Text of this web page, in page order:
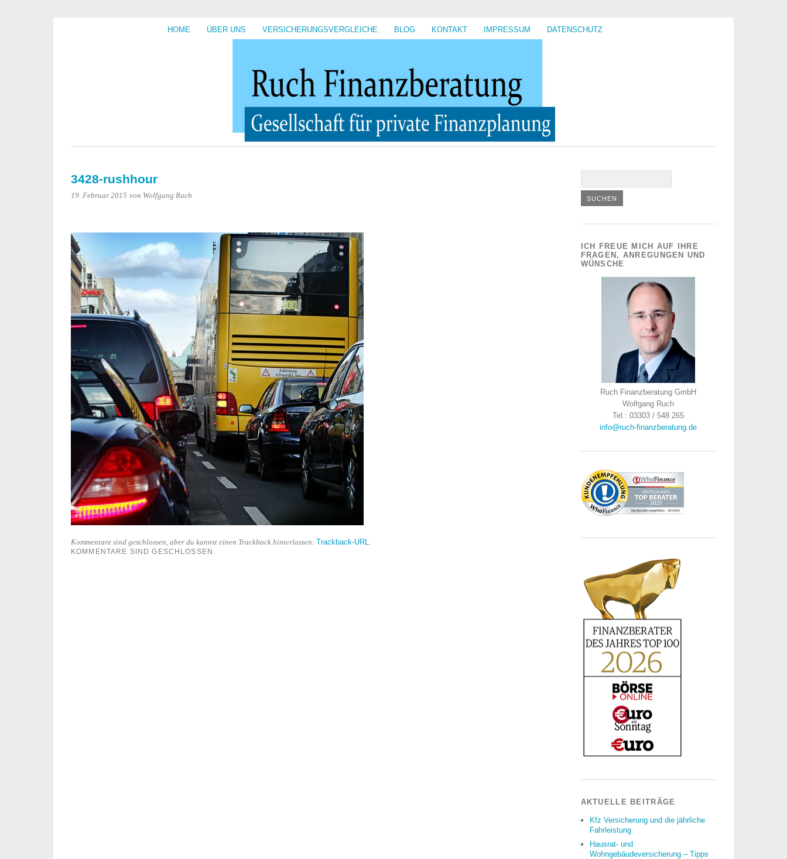
HOME ÜBER UNS VERSICHERUNGSVERGLEICHE BLOG KONTAKT IMPRESSUM DATENSCHUTZ
3428-rushhour
19. Februar 2015 von Wolfgang Ruch
Kommentare sind geschlossen, aber du kannst einen Trackback hinterlassen: Trackback-URL.
KOMMENTARE SIND GESCHLOSSEN.
ICH FREUE MICH AUF IHRE
FRAGEN, ANREGUNGEN UND
WÜNSCHE
Ruch Finanzberatung GmbH
Wolfgang Ruch
Tel.: 03303 / 548 265
info@ruch-finanzberatung.de
AKTUELLE BEITRÄGE
Kfz Versicherung und die jährliche
Fahrleistung
Hausrat- und
Wohngebäudeversicherung – Tipps